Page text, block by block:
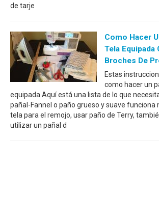
de tarje
Como Hacer
Tela Equipada
Broches De
Estas
como hacer un
equipada.Aquí está una lista de lo que
pañal-Fannel o paño grueso y suave funciona
tela para el remojo, usar paño de Terry,
utilizar un pañal d